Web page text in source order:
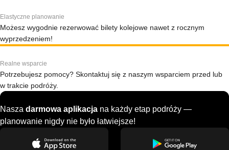
Elastyczne planowanie
Możesz wygodnie rezerwować bilety kolejowe nawet z rocznym
wyprzedzeniem!
Realne wsparcie
Potrzebujesz pomocy? Skontaktuj się z naszym wsparciem przed lub
w trakcie podróży.
Nasza darmowa aplikacja na każdy etap podróży —
planowanie nigdy nie było łatwiejsze!